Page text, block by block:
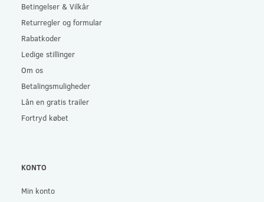
Betingelser & Vilkår
Returregler og formular
Rabatkoder
Ledige stillinger
Om os
Betalingsmuligheder
Lån en gratis trailer
Fortryd købet
KONTO
Min konto